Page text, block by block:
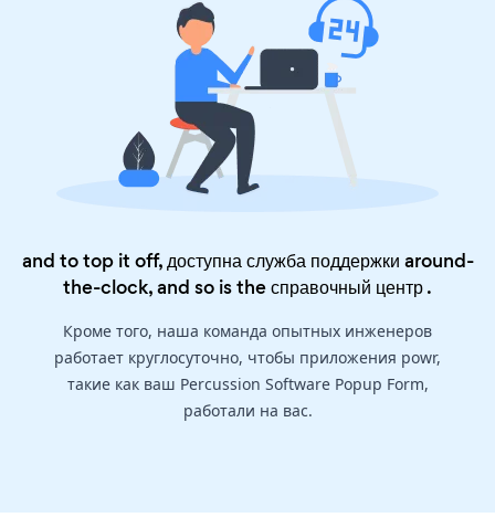
and to top it off, доступна служба поддержки around-
the-clock, and so is theсправочный центр.
Кроме того, наша команда опытных инженеров
работает круглосуточно, чтобы приложения powr,
такие как ваш Percussion Software Popup Form,
работали на вас.